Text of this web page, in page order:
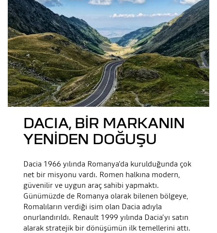
DACIA, BIR MARKANIN
YENIDEN DOĞUŞU
Dacia 1966 yılında Romanya'da kurulduğunda çok
net bir misyonu vardı. Romen halkına modern,
güvenilir ve uygun araç sahibi yapmaktı.
Günümüzde de Romanya olarak bilenen bölgeye,
Romalıların verdiği isim olan Dacia adıyla
onurlandırıldı. Renault 1999 yılında Dacia'yı satın
alarak stratejik bir dönüşümün ilk temellerini attı.